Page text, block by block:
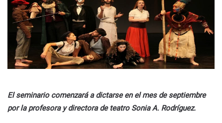
El seminario comenzará a dictarse en el mes de septiembre
por la profesora y directora de teatro Sonia A. Rodríguez.